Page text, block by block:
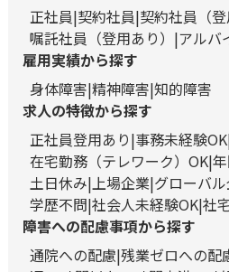
正社員 契約社員 契約社員（登
嘱託社員（登用あり）
アルバ
雇用実績から探す
身体障害 精神障害 知的障害
求人の特徴から探す
正社員登用あり 事務未経験OK
在宅勤務（テレワーク）OK
土日休み 上場企業 グローバ
学歴不問 社会人未経験OK 社
障害への配慮事項から探す
通院への配慮 残業ゼロへの配